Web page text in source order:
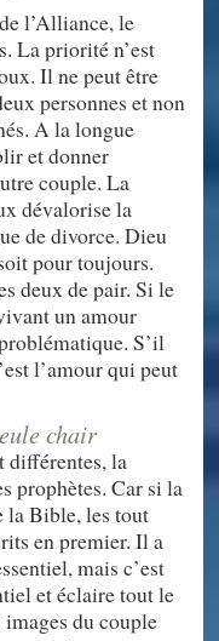
l’Alliance, le
La priorité n’est
Il ne peut être
personnes et non
A la longue
et donner
couple. La
dévalorise la
de divorce. Dieu
pour toujours.
deux de pair. Si le
un amour
S’il
l’amour qui peut
chair
différentes, la
prophètes. Car si la
la Bible, les tout
en premier. Il a
mais c’est
et éclaire tout le
images du couple